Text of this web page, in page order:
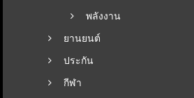
พลังงาน
ยานยนต์
ประกัน
กีฬา